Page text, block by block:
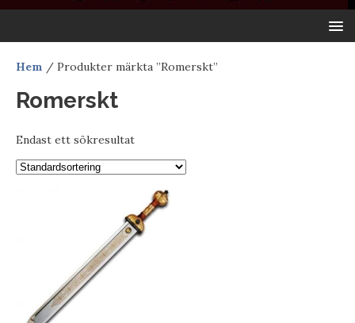
Hem / Produkter märkta ”Romerskt”
Romerskt
Endast ett sökresultat